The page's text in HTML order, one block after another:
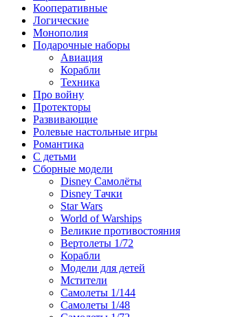
Кооперативные
Логические
Монополия
Подарочные наборы
Авиация
Корабли
Техника
Про войну
Протекторы
Развивающие
Ролевые настольные игры
Романтика
С детьми
Сборные модели
Disney Самолёты
Disney Тачки
Star Wars
World of Warships
Великие противостояния
Вертолеты 1/72
Корабли
Модели для детей
Мстители
Самолеты 1/144
Самолеты 1/48